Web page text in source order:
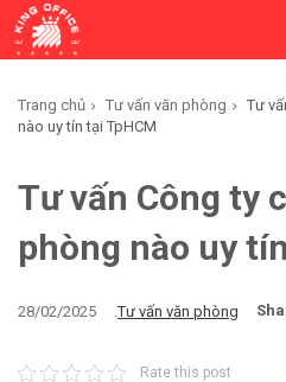
Trang chủ Tư vấn văn phòng
Tư
nào uy tín tại TpHCM
Tư vấn Công ty
phòng nào uy
28/02/2025 .Tư vấn văn phòng
Rate this post